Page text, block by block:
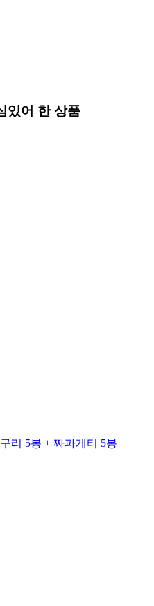
있어 한 상품
리 5봉 + 짜파게티 5봉